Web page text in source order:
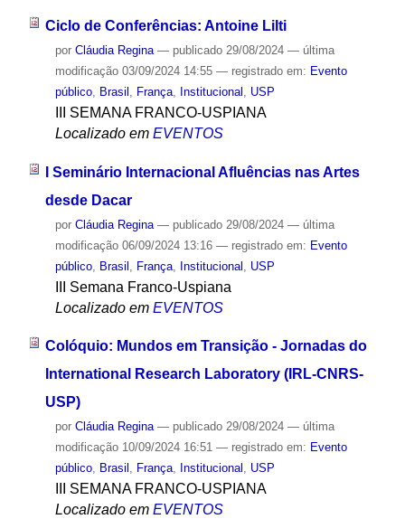
Ciclo de Conferências: Antoine Lilti
por Cláudia Regina — publicado29/08/2024 — última
modificação03/09/2024 14:55 — registrado em: Evento
público, Brasil França, Institucional USP
III SEMANA FRANCO-USPIANA
Localizado em EVENTOS
I Seminário Internacional Afluências nas Artes
desde Dacar
por Cláudia Regina — publicado29/08/2024 — última
modificação06/09/2024 13:16 — registrado em: Evento
público, Brasil França, Institucional USP
III Semana Franco-Uspiana
Localizado em EVENTOS
Colóquio: Mundos em Transição - Jornadas do
International Research Laboratory (IRL-CNRS-
USP)
por Cláudia Regina — publicado29/08/2024 — última
modificação10/09/2024 16:51 — registrado em: Evento
público, Brasil , França, Institucional , USP
III SEMANA FRANCO-USPIANA
Localizado em EVENTOS